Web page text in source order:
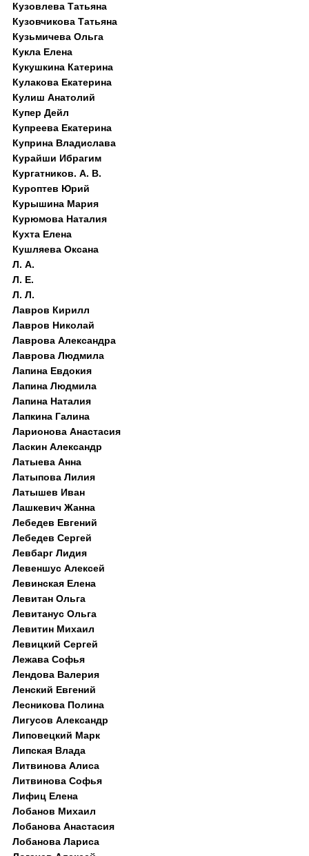
Кузовлева Татьяна
Кузовчикова Татьяна
Кузьмичева Ольга
Кукла Елена
Кукушкина Катерина
Кулакова Екатерина
Кулиш Анатолий
Купер Дейл
Купреева Екатерина
Куприна Владислава
Курайши Ибрагим
Кургатников. А. В.
Куроптев Юрий
Курышина Мария
Курюмова Наталия
Кухта Елена
Кушляева Оксана
Л. А.
Л. Е.
Л. Л.
Лавров Кирилл
Лавров Николай
Лаврова Александра
Лаврова Людмила
Лапина Евдокия
Лапина Людмила
Лапина Наталия
Лапкина Галина
Ларионова Анастасия
Ласкин Александр
Латыева Анна
Латыпова Лилия
Латышев Иван
Лашкевич Жанна
Лебедев Евгений
Лебедев Сергей
Левбарг Лидия
Левеншус Алексей
Левинская Елена
Левитан Ольга
Левитанус Ольга
Левитин Михаил
Левицкий Сергей
Лежава Софья
Лендова Валерия
Ленский Евгений
Лесникова Полина
Лигусов Александр
Липовецкий Марк
Липская Влада
Литвинова Алиса
Литвинова Софья
Лифиц Елена
Лобанов Михаил
Лобанова Анастасия
Лобанова Лариса